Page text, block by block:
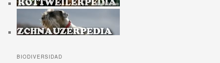
BIODIVERSIDAD